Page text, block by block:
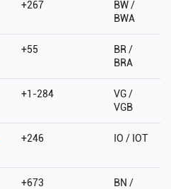
+267
BW /
BWA
+55
BR /
BRA
+1-284
VG /
VGB
+246 IO / IOT
+673
BN /